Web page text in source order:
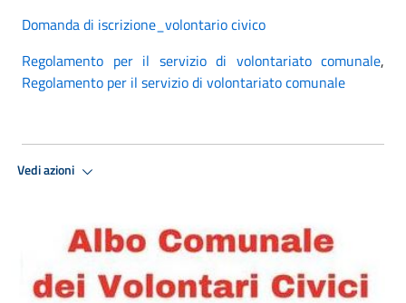
Domanda di iscrizione_volontario civico
Regolamento per il servizio di volontariato comunale,
Regolamento per il servizio di volontariato comunale
Vedi azioni